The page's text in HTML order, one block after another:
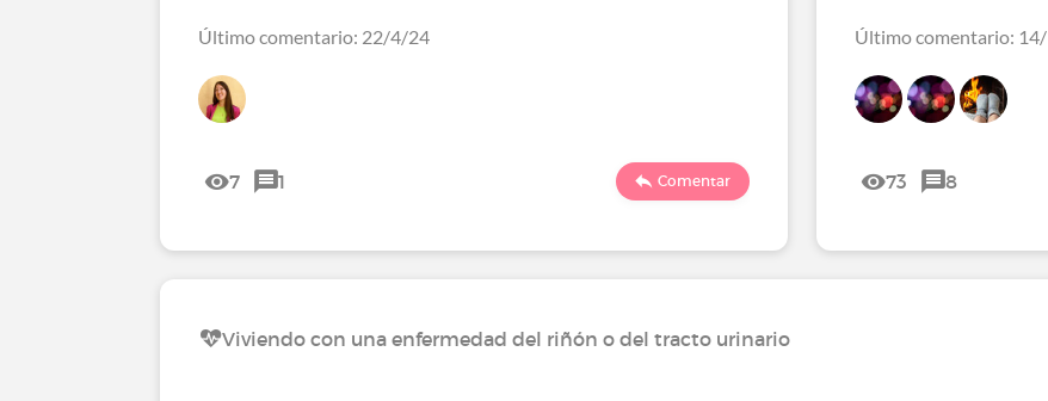
Último comentario: 22/4/24
7 1 Comentar
Último comentario:
73 8
Viviendo con una enfermedad del riñón o del tracto urinario